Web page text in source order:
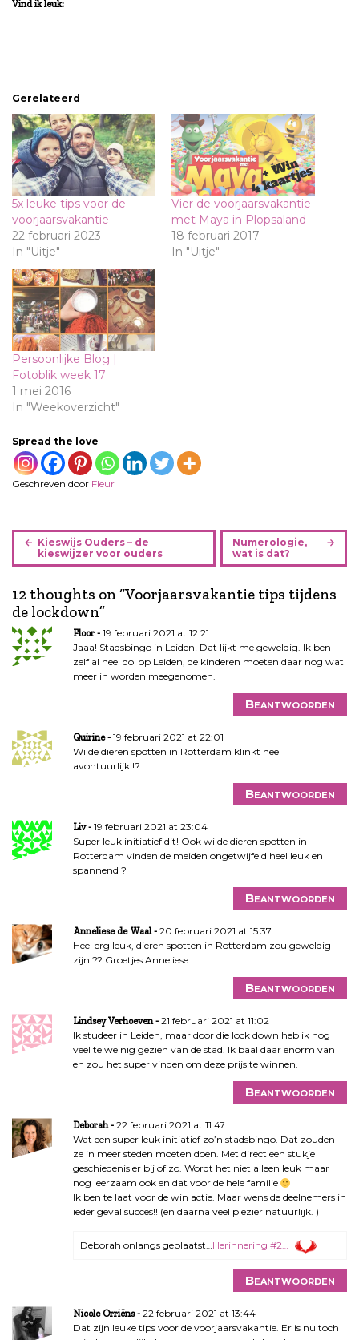
Vind ik leuk:
Gerelateerd
5x leuke tips voor de
voorjaarsvakantie
22 februari 2023
In "Uitje"
Vier de voorjaarsvakantie
met Maya in Plopsaland
18 februari 2017
In "Uitje"
Persoonlijke Blog |
Fotoblik week 17
1 mei 2016
In "Weekoverzicht"
Spread the love
Geschreven door Fleur
B
r
i
c
h
t
n
g
a
t
Kieswijs Ouders – de
kieswijzer voor ouders
Numerologie,
wat is dat?
12 thoughts on “Voorjaarsvakantie tips tijdens
de lockdown”
Floor
19 februari 2021 at 12:21
Jaaa! Stadsbingo in Leiden! Dat lijkt me geweldig. Ik ben
zelf al heel dol op Leiden, de kinderen moeten daar nog wat
meer in worden meegenomen.
Beantwoorden
Quirine
19 februari 2021 at 22:01
Wilde dieren spotten in Rotterdam klinkt heel
avontuurlijk!!?
Beantwoorden
Liv
19 februari 2021 at 23:04
Super leuk initiatief dit! Ook wilde dieren spotten in
Rotterdam vinden de meiden ongetwijfeld heel leuk en
spannend ?
Beantwoorden
Anneliese de Waal
20 februari 2021 at 15:37
Heel erg leuk, dieren spotten in Rotterdam zou geweldig
zijn ?? Groetjes Anneliese
Beantwoorden
Lindsey Verhoeven
21 februari 2021 at 11:02
Ik studeer in Leiden, maar door die lock down heb ik nog
veel te weinig gezien van de stad. Ik baal daar enorm van
en zou het super vinden om deze prijs te winnen.
Beantwoorden
Deborah
22 februari 2021 at 11:47
Wat een super leuk initiatief zo’n stadsbingo. Dat zouden
ze in meer steden moeten doen. Met direct een stukje
geschiedenis er bij of zo. Wordt het niet alleen leuk maar
nog leerzaam ook en dat voor de hele familie
Ik ben te laat voor de win actie. Maar wens de deelnemers in
ieder geval succes!! (en daarna veel plezier natuurlijk. )
Deborah onlangs geplaatst…Herinnering #2…
Beantwoorden
Nicole Orriëns
22 februari 2021 at 13:44
Dat zijn leuke tips voor de voorjaarsvakantie. Er is nu toch